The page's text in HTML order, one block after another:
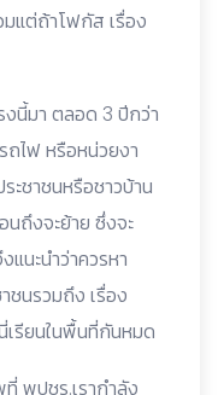
มแต่ถ้าโฟกัส เรื่อง
นี้มา ตลอด 3 ปีกว่า
ถไฟ หรือหน่วยงา
ะชาชนหรือชาวบ้าน
ถึงจะย้าย ซึ่งจะ
นะนำว่าควรหา
ชนรวมถึง เรื่อง
เรียนในพื้นที่กันหมด
พปชร.เรากำลัง